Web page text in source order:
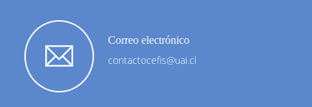
Correo electrónico
contactocefis@uai.cl